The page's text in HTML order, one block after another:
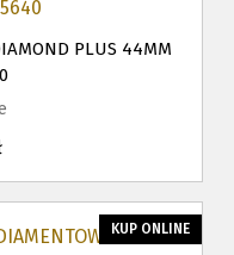
PLUS 44MM
KUP ONLINE